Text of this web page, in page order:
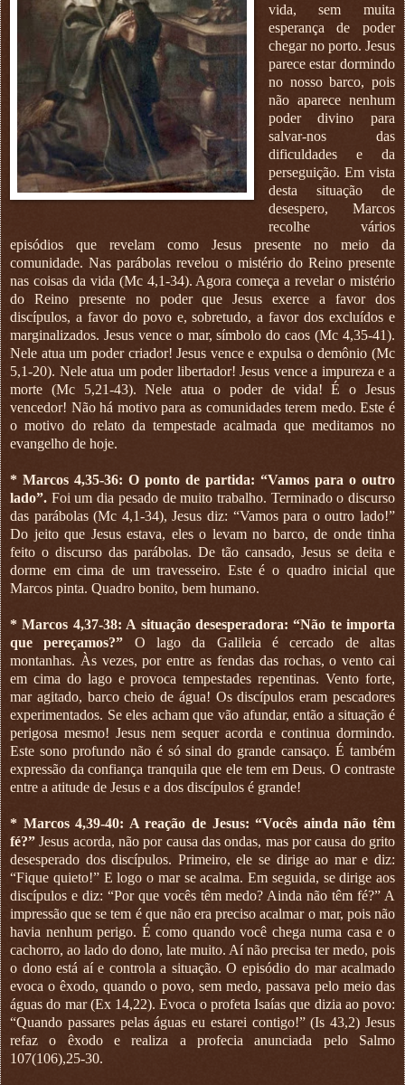
vida, sem muita
esperança de poder
chegar no porto. Jesus
parece estar dormindo
no nosso barco, pois
não aparece nenhum
poder divino para
salvar-nos das
dificuldades e da
perseguição. Em vista
desta situação de
desespero, Marcos
recolhe vários
episódios que revelam como Jesus presente no meio da
comunidade. Nas parábolas revelou o mistério do Reino presente
nas coisas da vida (Mc 4,1-34). Agora começa a revelar o mistério
do Reino presente no poder que Jesus exerce a favor dos
discípulos, a favor do povo e, sobretudo, a favor dos excluídos e
marginalizados. Jesus vence o mar, símbolo do caos (Mc 4,35-41).
Nele atua um poder criador! Jesus vence e expulsa o demônio (Mc
5,1-20). Nele atua um poder libertador! Jesus vence a impureza e a
morte (Mc 5,21-43). Nele atua o poder de vida! É o Jesus
vencedor! Não há motivo para as comunidades terem medo. Este é
o motivo do relato da tempestade acalmada que meditamos no
evangelho de hoje.
* Marcos 4,35-36: O ponto de partida: “Vamos para o outro
lado”. Foi um dia pesado de muito trabalho. Terminado o discurso
das parábolas (Mc 4,1-34), Jesus diz: “Vamos para o outro lado!”
Do jeito que Jesus estava, eles o levam no barco, de onde tinha
feito o discurso das parábolas. De tão cansado, Jesus se deita e
dorme em cima de um travesseiro. Este é o quadro inicial que
Marcos pinta. Quadro bonito, bem humano.
* Marcos 4,37-38: A situação desesperadora: “Não te importa
que pereçamos?” O lago da Galileia é cercado de altas
montanhas. Às vezes, por entre as fendas das rochas, o vento cai
em cima do lago e provoca tempestades repentinas. Vento forte,
mar agitado, barco cheio de água! Os discípulos eram pescadores
experimentados. Se eles acham que vão afundar, então a situação é
perigosa mesmo! Jesus nem sequer acorda e continua dormindo.
Este sono profundo não é só sinal do grande cansaço. É também
expressão da confiança tranquila que ele tem em Deus. O contraste
entre a atitude de Jesus e a dos discípulos é grande!
* Marcos 4,39-40: A reação de Jesus: “Vocês ainda não têm
fé?”Jesus acorda, não por causa das ondas, mas por causa do grito
desesperado dos discípulos. Primeiro, ele se dirige ao mar e diz:
“Fique quieto!” E logo o mar se acalma. Em seguida, se dirige aos
discípulos e diz: “Por que vocês têm medo? Ainda não têm fé?” A
impressão que se tem é que não era preciso acalmar o mar, pois não
havia nenhum perigo. É como quando você chega numa casa e o
cachorro, ao lado do dono, late muito. Aí não precisa ter medo, pois
o dono está aí e controla a situação. O episódio do mar acalmado
evoca o êxodo, quando o povo, sem medo, passava pelo meio das
águas do mar (Ex 14,22). Evoca o profeta Isaías que dizia ao povo:
“Quando passares pelas águas eu estarei contigo!” (Is 43,2) Jesus
refaz o êxodo e realiza a profecia anunciada pelo Salmo
107(106),25-30.